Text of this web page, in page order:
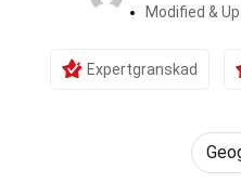
Modified &
Expertgranskad